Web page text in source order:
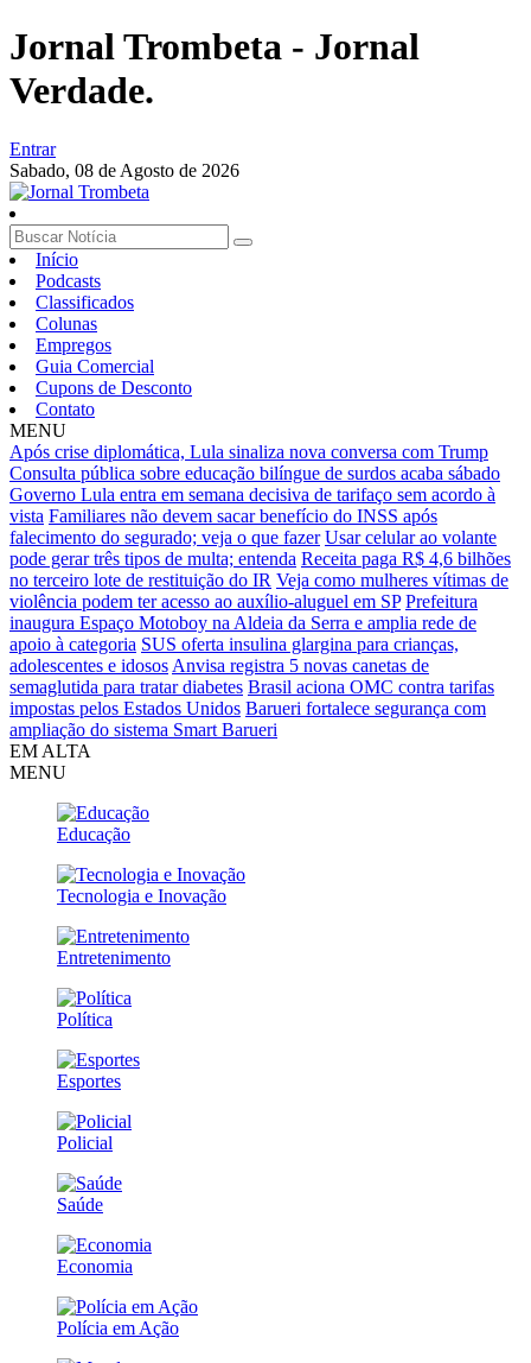
Jornal Trombeta - Jornal
Verdade.
Entrar
Sabado, 08 de Agosto de 2026
Início
Podcasts
Classificados
Colunas
Empregos
Guia Comercial
Cupons de Desconto
Contato
MENU
Após crise diplomática, Lula sinaliza nova conversa com Trump
Consulta pública sobre educação bilíngue de surdos acaba sábado
Governo Lula entra em semana decisiva de tarifaço sem acordo à
vista Familiares não devem sacar benefício do INSS após
falecimento do segurado; veja o que fazer Usar celular ao volante
pode gerar três tipos de multa; entenda Receita paga R$ 4,6 bilhões
no terceiro lote de restituição do IR Veja como mulheres vítimas de
violência podem ter acesso ao auxílio-aluguel em SP Prefeitura
inaugura Espaço Motoboy na Aldeia da Serra e amplia rede de
apoio à categoria SUS oferta insulina glargina para crianças,
adolescentes e idosos Anvisa registra 5 novas canetas de
semaglutida para tratar diabetes Brasil aciona OMC contra tarifas
impostas pelos Estados Unidos Barueri fortalece segurança com
ampliação do sistema Smart Barueri
EM ALTA
MENU
Educação
Tecnologia e Inovação
Entretenimento
Política
Esportes
Policial
Saúde
Economia
Polícia em Ação